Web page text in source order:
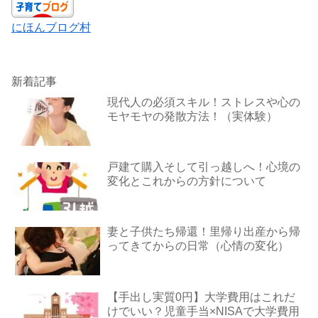
にほんブログ村
新着記事
現代人の必須スキル！ストレスや心の
モヤモヤの発散方法！（実体験）
戸建て購入そして引っ越しへ！心境の
変化とこれからの方針について
妻と子供たち帰還！里帰り出産から帰
ってきてからの日常（心情の変化）
【手出し実質0円】大学費用はこれだ
けでいい？児童手当×NISAで大学費用